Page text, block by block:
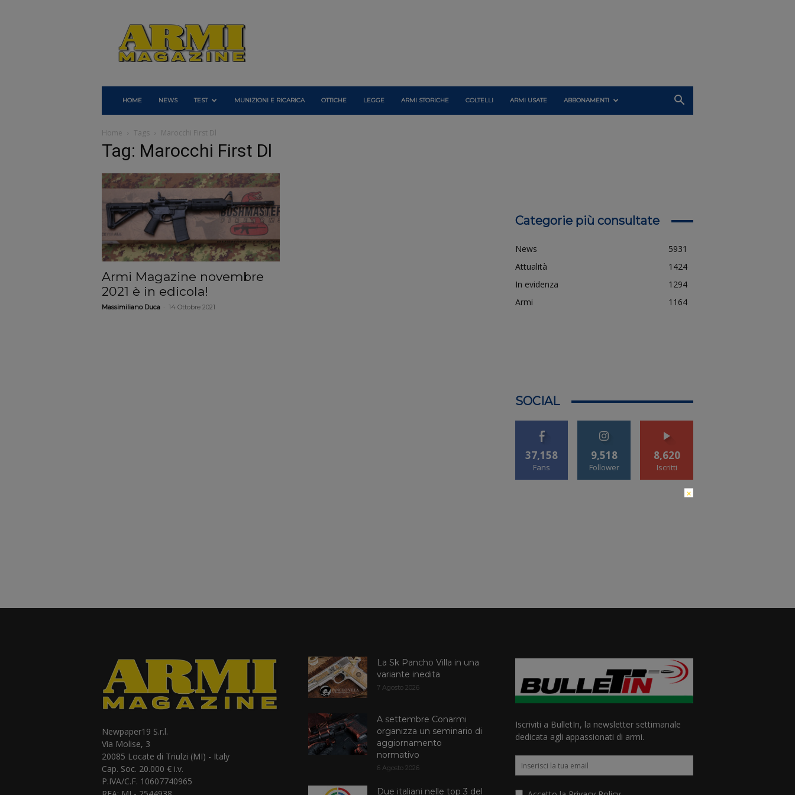
Armi
Magazine
HOME NEWS TEST MUNIZIONI E RICARICA OTTICHE LEGGE ARMI STORICHE COLTELLI ARMI USATE ABBONAMENTI
Home Tags Marocchi First Dl
Tag: Marocchi First Dl
Armi Magazine novembre
2021 è in edicola!
Massimiliano Duca 14 Ottobre 2021
Categorie più consultate
News
5931
Attualità
1424
In evidenza
1294
Armi
1164
SOCIAL
37,158
Fans
9,518
Follower
8,620
Iscritti
Newpaper19 S.r.l.
Via Molise, 3
20085 Locate di Triulzi (MI) - Italy
Cap. Soc. 20.000 € i.v.
P.IVA/C.F. 10607740965
La Sk Pancho Villa in una
variante inedita
7 Agosto 2026
A settembre Conarmi
organizza un seminario di
aggiornamento
normativo
6 Agosto 2026
Due italiani nelle top 3 del
Iscriviti a BulletIn, la newsletter settimanale
dedicata agli appassionati di armi.
×